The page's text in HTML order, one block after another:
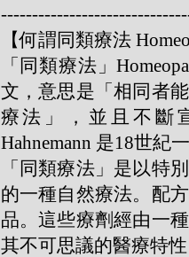
【何謂同類療法
「同類療法」
文，意思是「相同者
療法」，並且不斷
Hahnemann 是18世紀
「同類療法」是以特
的一種自然療法。配
品。這些療劑經由一
其不可思議的醫療特